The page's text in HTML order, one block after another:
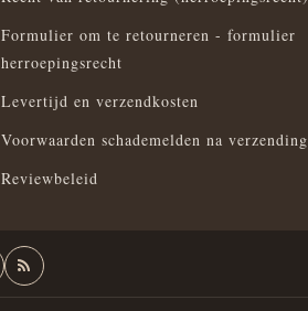
Formulier om te retourneren - formulier
herroepingsrecht
Levertijd en verzendkosten
Voorwaarden schademelden na verzending
Reviewbeleid